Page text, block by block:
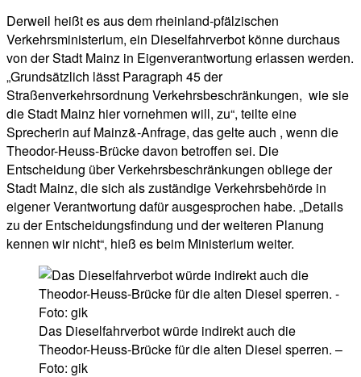
Derweil heißt es aus dem rheinland-pfälzischen
Verkehrsministerium, ein Dieselfahrverbot könne durchaus
von der Stadt Mainz in Eigenverantwortung erlassen werden.
„Grundsätzlich lässt Paragraph 45 der
Straßenverkehrsordnung Verkehrsbeschränkungen, wie sie
die Stadt Mainz hier vornehmen will, zu“, teilte eine
Sprecherin auf Mainz&-Anfrage, das gelte auch , wenn die
Theodor-Heuss-Brücke davon betroffen sei. Die
Entscheidung über Verkehrsbeschränkungen obliege der
Stadt Mainz, die sich als zuständige Verkehrsbehörde in
eigener Verantwortung dafür ausgesprochen habe. „Details
zu der Entscheidungsfindung und der weiteren Planung
kennen wir nicht“, hieß es beim Ministerium weiter.
Das Dieselfahrverbot würde indirekt auch die
Theodor-Heuss-Brücke für die alten Diesel sperren. –
Foto: gik